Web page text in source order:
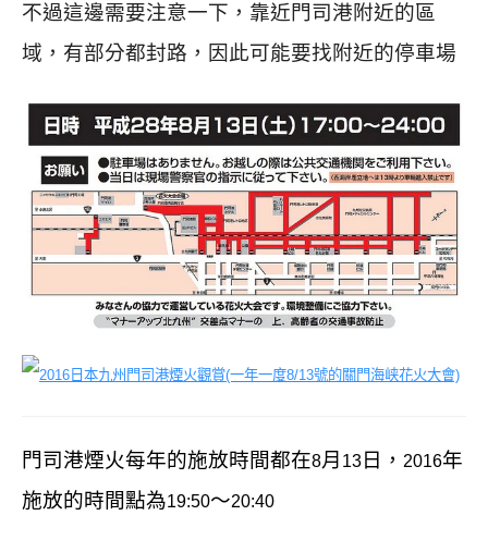
不過這邊需要注意一下，靠近門司港附近的區
域，有部分都封路，因此可能要找附近的停車場
門司港煙火每年的施放時間都在8月 13日， 2016年
施放的時間點為19:50～20:40